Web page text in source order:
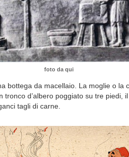
foto da qui
bottega da macellaio. La moglie o la
d’albero poggiato su tre piedi,
tagli di carne.